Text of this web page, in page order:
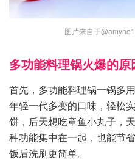
图片来自于
多功能料理锅火爆的原
首先，多功能料理锅一锅多
年轻一代多变的口味，轻松
饼，后天想吃章鱼小丸子，
种功能集中在一起，也能节
饭后洗刷更简单。